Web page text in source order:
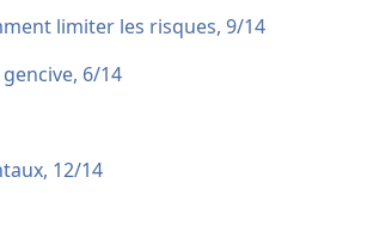
limiter les risques, 9/14
6/14
12/14